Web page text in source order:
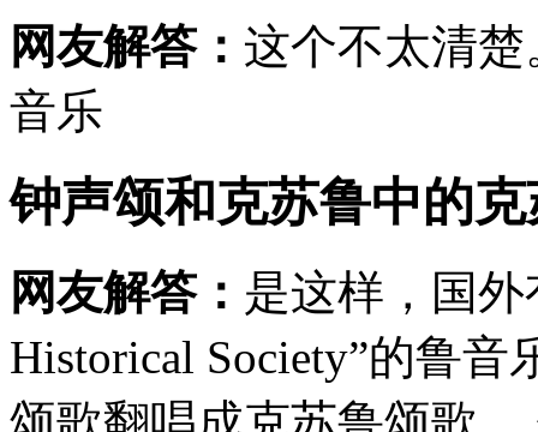
网友解答： 这个不太清
音乐
钟声颂和克苏鲁中的
网友解答： 是这样，国外
Historical Society”的鲁